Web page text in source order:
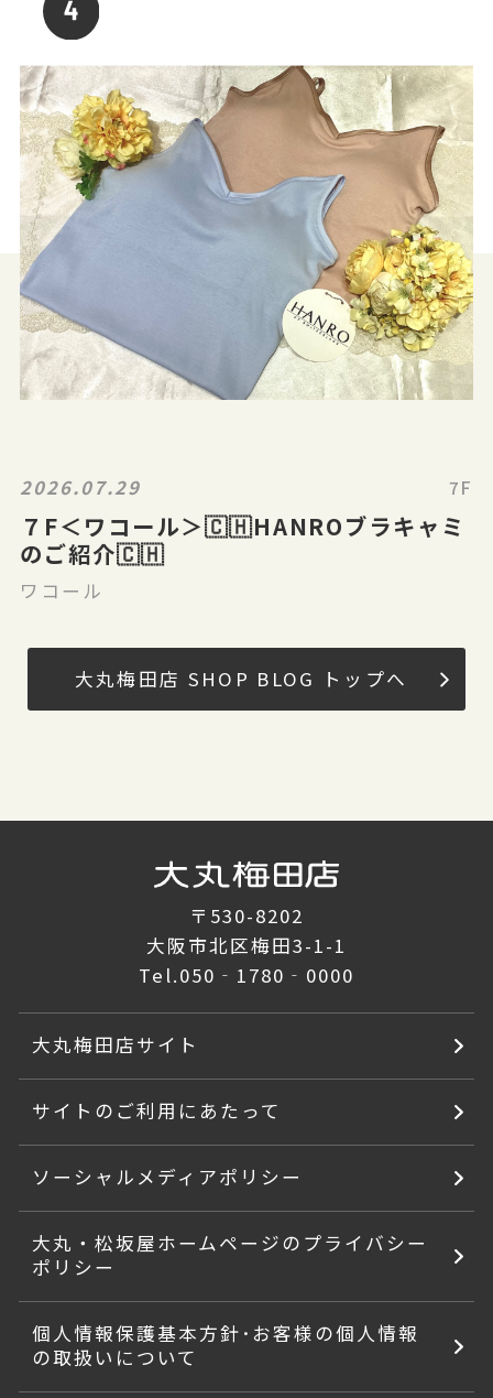
2026.07.29 7F
７F＜ワコール＞🇨🇭HANROブラキャミ
のご紹介🇨🇭
ワコール
大丸梅田店 SHOP BLOG トップへ
〒530-8202
大阪市北区梅田3-1-1
Tel.050‐1780‐0000
大丸梅田店サイト
サイトのご利用にあたって
ソーシャルメディアポリシー
大丸・松坂屋ホームページのプライバシー
ポリシー
個人情報保護基本方針･お客様の個人情報
の取扱いについて